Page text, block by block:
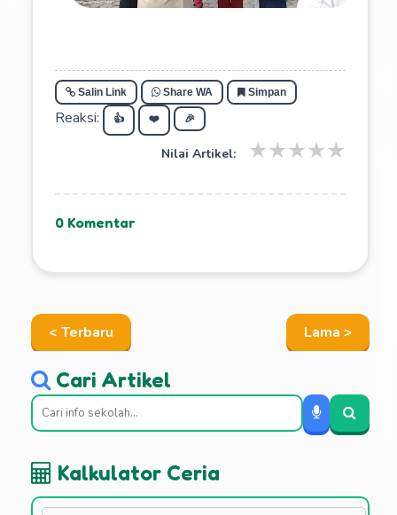
Salin Link Share WA Simpan
Reaksi: 👍 ❤️ 🎉
Nilai Artikel: ★
★
★
★
★
0 Komentar
< Terbaru Lama >
Cari Artikel
Kalkulator Ceria